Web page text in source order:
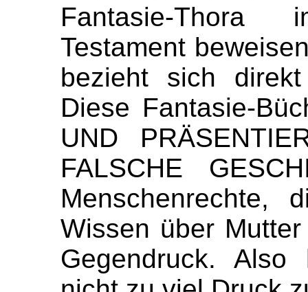
Fantasie-
Testament
bezieht sich
Diese Fantasie-
UND
FALSCHE
Menschenrechte,
Wissen über
Gegendruck.